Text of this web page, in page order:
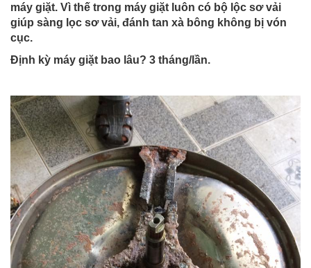
máy giặt. Vì thế trong máy giặt luôn có bộ lộc sơ vải
giúp sàng lọc sơ vải, đánh tan xà bông không bị vón
cục.
Định kỳ máy giặt bao lâu? 3 tháng/lần.